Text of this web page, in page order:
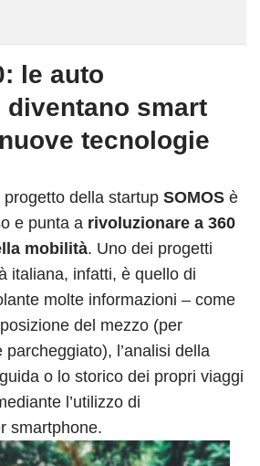
le auto
smart
tecnologie
della startup SOMOS è
e punta a rivoluzionare a 360
mobilità. Uno dei progetti
italiana, infatti, è quello di
molte informazioni – come
del mezzo (per
l’analisi della
o lo storico dei propri viaggi
l’utilizzo di
smartphone.